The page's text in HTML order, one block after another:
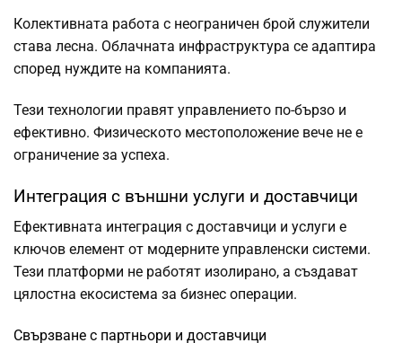
Колективната работа с неограничен брой служители
става лесна. Облачната инфраструктура се адаптира
според нуждите на компанията.
Тези технологии правят управлението по-бързо и
ефективно. Физическото местоположение вече не е
ограничение за успеха.
Интеграция с външни услуги и доставчици
Ефективната интеграция с доставчици и услуги е
ключов елемент от модерните управленски системи.
Тези платформи не работят изолирано, а създават
цялостна екосистема за бизнес операции.
Свързване с партньори и доставчици